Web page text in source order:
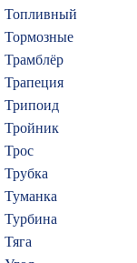
Топливный
Тормозные
Трамблёр
Трапеция
Трипоид
Тройник
Трос
Трубка
Туманка
Турбина
Тяга